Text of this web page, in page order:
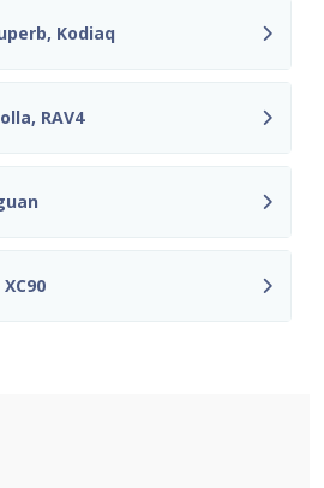
Kodiaq
RAV4